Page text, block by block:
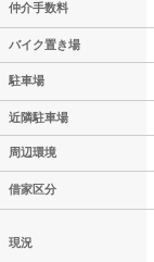
仲介手数料
バイク置き場
駐車場
近隣駐車場
周辺環境
借家区分
現況